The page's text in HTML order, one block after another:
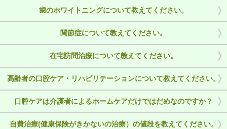
歯のホワイトニングについて教えてください。
関節症について教えてください。
在宅訪問治療について教えてください。
高齢者の口腔ケア・リハビリテーションについて教えてください。
口腔ケアは介護者によるホームケアだけではだめなのですか？
自費治療(健康保険がきかないの治療）の値段を教えてください。